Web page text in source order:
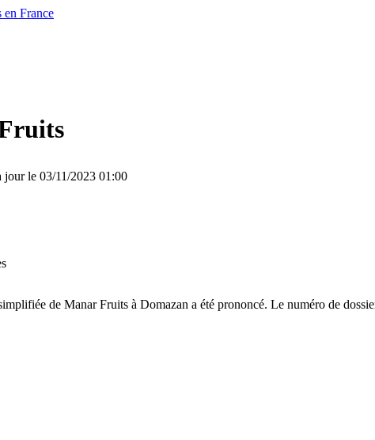
en France
jour le 03/11/2023 01:00
de Manar Fruits à Domazan a été prononcé. Le numéro de